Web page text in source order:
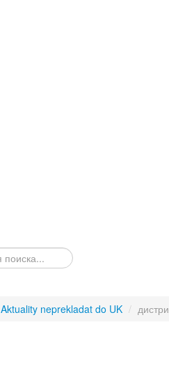
Aktuality neprekladat do UK /